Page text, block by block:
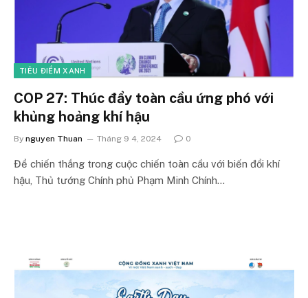
TIÊU ĐIỂM XANH
COP 27: Thúc đẩy toàn cầu ứng phó với
khủng hoảng khí hậu
By nguyen Thuan Tháng 9 4, 2024 0
Để chiến thắng trong cuộc chiến toàn cầu với biến đổi khí
hậu, Thủ tướng Chính phủ Phạm Minh Chính…